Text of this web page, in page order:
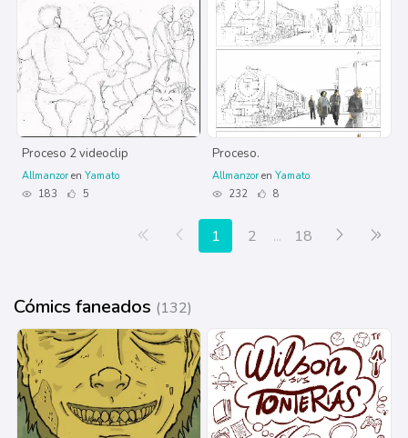
Proceso 2 videoclip
Allmanzor en Yamato
183
5
Proceso.
Allmanzor en Yamato
232
8
Primera página
Anterior
1 2 ... 18 Siguiente
Cómics faneados (132)